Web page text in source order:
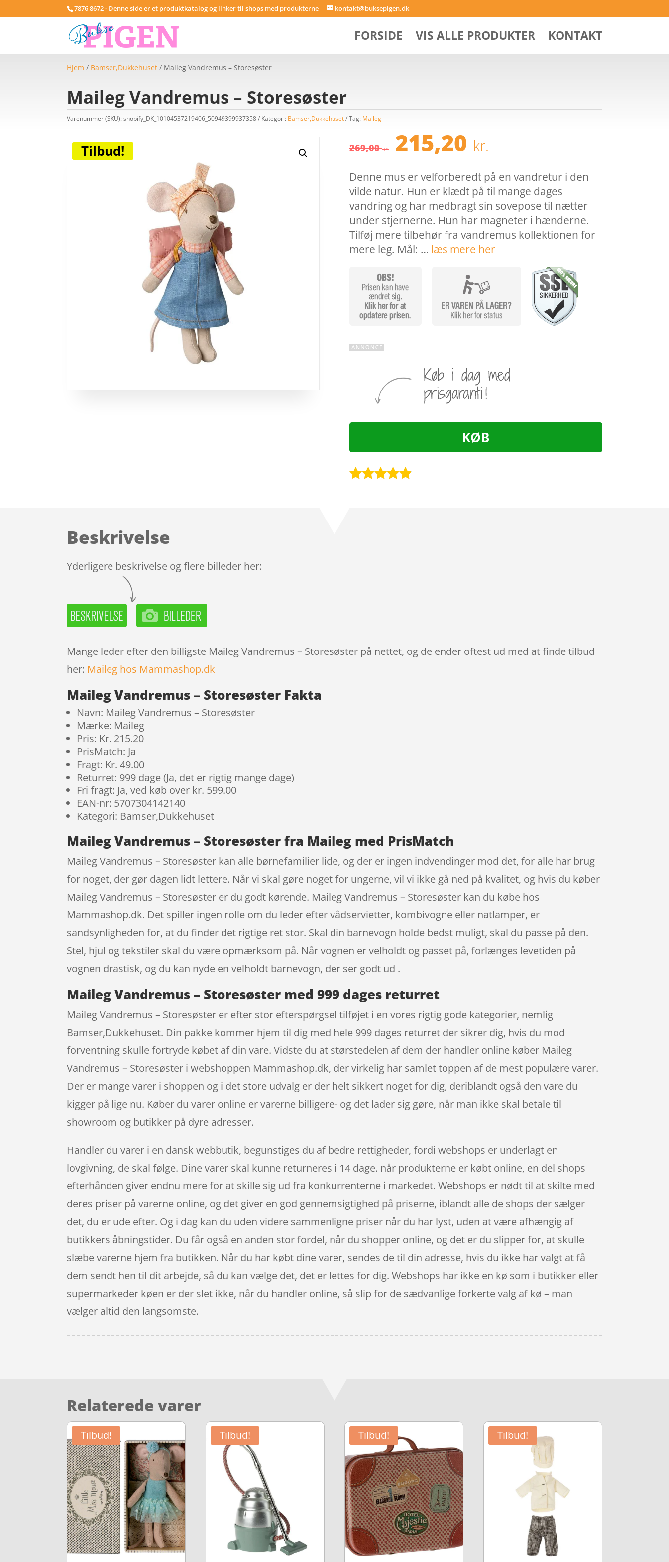
7876 8672 - Denne side er et produktkatalog og linker til shops med produkterne kontakt@buksepigen.dk
FORSIDE VIS ALLE PRODUKTER KONTAKT
Hjem / Bamser,Dukkehuset / Maileg Vandremus – Storesøster
Maileg Vandremus – Storesøster
Varenummer (SKU):shopify_DK_10104537219406_50949399937358 Kategori: Bamser,Dukkehuset Tag: Maileg
Tilbud! 269,00kr. Den
oprindelige
pris
var:
269,00 kr..
215,20 kr.
pris
er:
215,20 kr..
Denne mus er velforberedt på en vandretur i den
vilde natur. Hun er klædt på til mange dages
vandring og har medbragt sin sovepose til nætter
under stjernerne. Hun har magneter i hænderne.
Tilføj mere tilbehør fra vandremus kollektionen for
mere leg. Mål: … læs mere her
KØB
Beskrivelse
Yderligere beskrivelse og flere billeder her:
Mange leder efter den billigste Maileg Vandremus – Storesøster på nettet, og de ender oftest ud med at finde tilbud
her: Maileg hos Mammashop.dk
Maileg Vandremus – Storesøster Fakta
Navn: Maileg Vandremus – Storesøster
Mærke: Maileg
Pris: Kr. 215.20
PrisMatch: Ja
Fragt: Kr. 49.00
Returret: 999 dage (Ja, det er rigtig mange dage)
Fri fragt: Ja, ved køb over kr. 599.00
EAN-nr: 5707304142140
Kategori: Bamser,Dukkehuset
Maileg Vandremus – Storesøster fra Maileg med PrisMatch
Maileg Vandremus – Storesøster kan alle børnefamilier lide, og der er ingen indvendinger mod det, for alle har brug
for noget, der gør dagen lidt lettere. Når vi skal gøre noget for ungerne, vil vi ikke gå ned på kvalitet, og hvis du køber
Maileg Vandremus – Storesøster er du godt kørende. Maileg Vandremus – Storesøster kan du købe hos
Mammashop.dk. Det spiller ingen rolle om du leder efter vådservietter, kombivogne eller natlamper, er
sandsynligheden for, at du finder det rigtige ret stor. Skal din barnevogn holde bedst muligt, skal du passe på den.
Stel, hjul og tekstiler skal du være opmærksom på. Når vognen er velholdt og passet på, forlænges levetiden på
vognen drastisk, og du kan nyde en velholdt barnevogn, der ser godt ud .
Maileg Vandremus – Storesøster med 999 dages returret
Maileg Vandremus – Storesøster er efter stor efterspørgsel tilføjet i en vores rigtig gode kategorier, nemlig
Bamser,Dukkehuset. Din pakke kommer hjem til dig med hele 999 dages returret der sikrer dig, hvis du mod
forventning skulle fortryde købet af din vare. Vidste du at størstedelen af dem der handler online køber Maileg
Vandremus – Storesøster i webshoppen Mammashop.dk, der virkelig har samlet toppen af de mest populære varer.
Der er mange varer i shoppen og i det store udvalg er der helt sikkert noget for dig, deriblandt også den vare du
kigger på lige nu. Køber du varer online er varerne billigere- og det lader sig gøre, når man ikke skal betale til
showroom og butikker på dyre adresser.
Handler du varer i en dansk webbutik, begunstiges du af bedre rettigheder, fordi webshops er underlagt en
lovgivning, de skal følge. Dine varer skal kunne returneres i 14 dage. når produkterne er købt online, en del shops
efterhånden giver endnu mere for at skille sig ud fra konkurrenterne i markedet. Webshops er nødt til at skilte med
deres priser på varerne online, og det giver en god gennemsigtighed på priserne, iblandt alle de shops der sælger
det, du er ude efter. Og i dag kan du uden videre sammenligne priser når du har lyst, uden at være afhængig af
butikkers åbningstider. Du får også en anden stor fordel, når du shopper online, og det er du slipper for, at skulle
slæbe varerne hjem fra butikken. Når du har købt dine varer, sendes de til din adresse, hvis du ikke har valgt at få
dem sendt hen til dit arbejde, så du kan vælge det, det er lettes for dig. Webshops har ikke en kø som i butikker eller
supermarkeder køen er der slet ikke, når du handler online, så slip for de sædvanlige forkerte valg af kø – man
vælger altid den langsomste.
Relaterede varer
Tilbud! Tilbud! Tilbud! Tilbud!